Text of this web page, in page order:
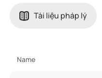
Tài liệu pháp lý
Name